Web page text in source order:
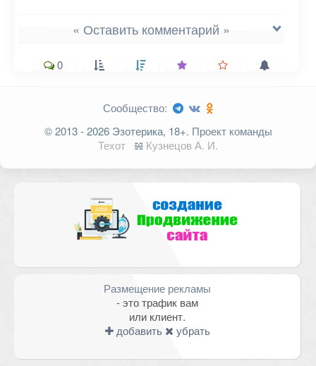
« Оставить комментарий »
Ваш адрес email не будет
опубликован.
Обязательные поля
Комментарий
0
Сообщество:
© 2013 - 2026 Эзотерика, 18+. Проект команды
Техот
𝌴 Кузнецов А. И.
Размещение рекламы
- это трафик вам
или клиент.
добавить
убрать